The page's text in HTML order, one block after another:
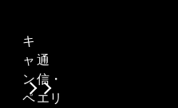
キ
ャ
ン
ペ
通
信・
エリ